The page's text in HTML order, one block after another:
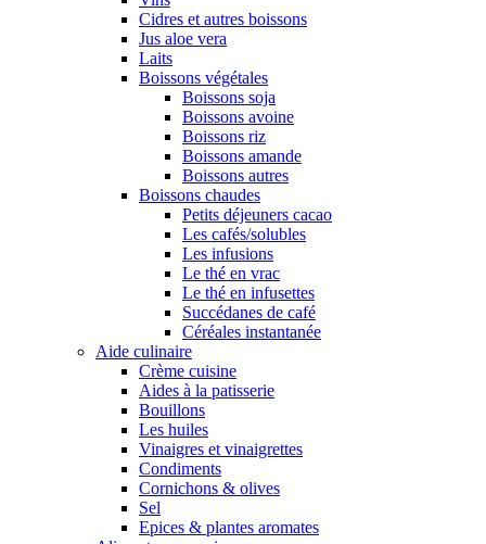
Cidres et autres boissons
Jus aloe vera
Laits
Boissons végétales
Boissons soja
Boissons avoine
Boissons riz
Boissons amande
Boissons autres
Boissons chaudes
Petits déjeuners cacao
Les cafés/solubles
Les infusions
Le thé en vrac
Le thé en infusettes
Succédanes de café
Céréales instantanée
Aide culinaire
Crème cuisine
Aides à la patisserie
Bouillons
Les huiles
Vinaigres et vinaigrettes
Condiments
Cornichons & olives
Sel
Epices & plantes aromates